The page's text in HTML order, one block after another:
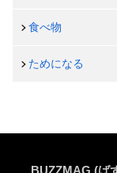
食べ物
ためになる